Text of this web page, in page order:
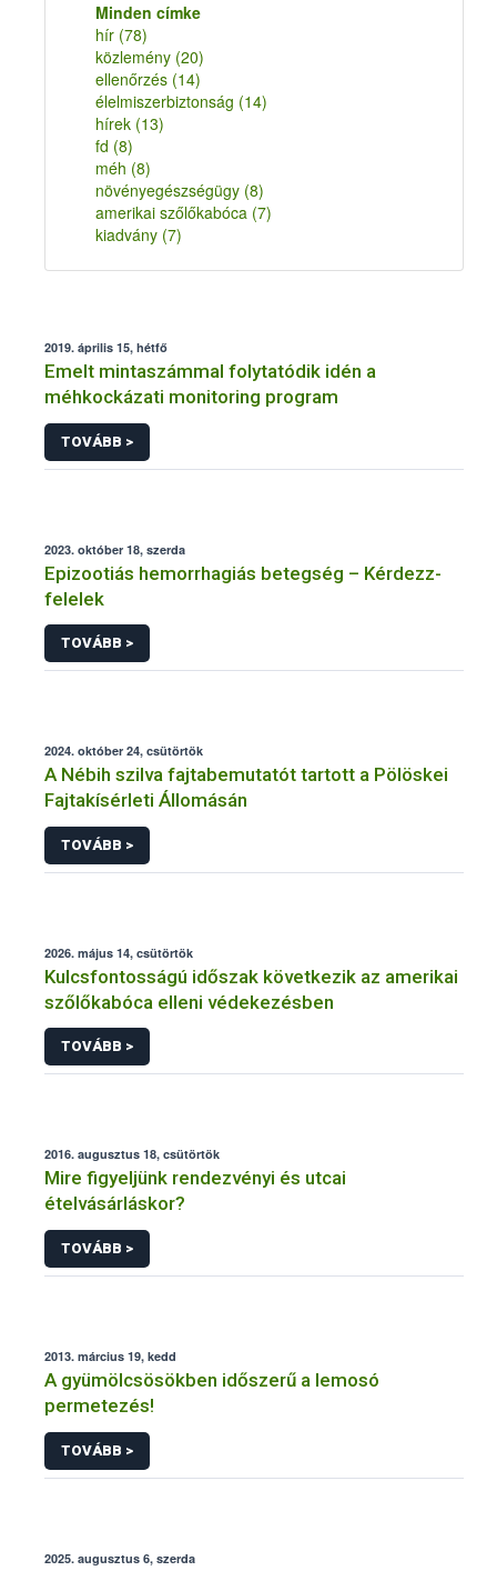
Minden címke
hír (78)
közlemény (20)
ellenőrzés (14)
élelmiszerbiztonság (14)
hírek (13)
fd (8)
méh (8)
növényegészségügy (8)
amerikai szőlőkabóca (7)
kiadvány (7)
2019. április 15, hétfő
Emelt mintaszámmal folytatódik idén a
méhkockázati monitoring program
TOVÁBB >
2023. október 18, szerda
Epizootiás hemorrhagiás betegség – Kérdezz-
felelek
TOVÁBB >
2024. október 24, csütörtök
A Nébih szilva fajtabemutatót tartott a Pölöskei
Fajtakísérleti Állomásán
TOVÁBB >
2026. május 14, csütörtök
Kulcsfontosságú időszak következik az amerikai
szőlőkabóca elleni védekezésben
TOVÁBB >
2016. augusztus 18, csütörtök
Mire figyeljünk rendezvényi és utcai
ételvásárláskor?
TOVÁBB >
2013. március 19, kedd
A gyümölcsösökben időszerű a lemosó
permetezés!
TOVÁBB >
2025. augusztus 6, szerda